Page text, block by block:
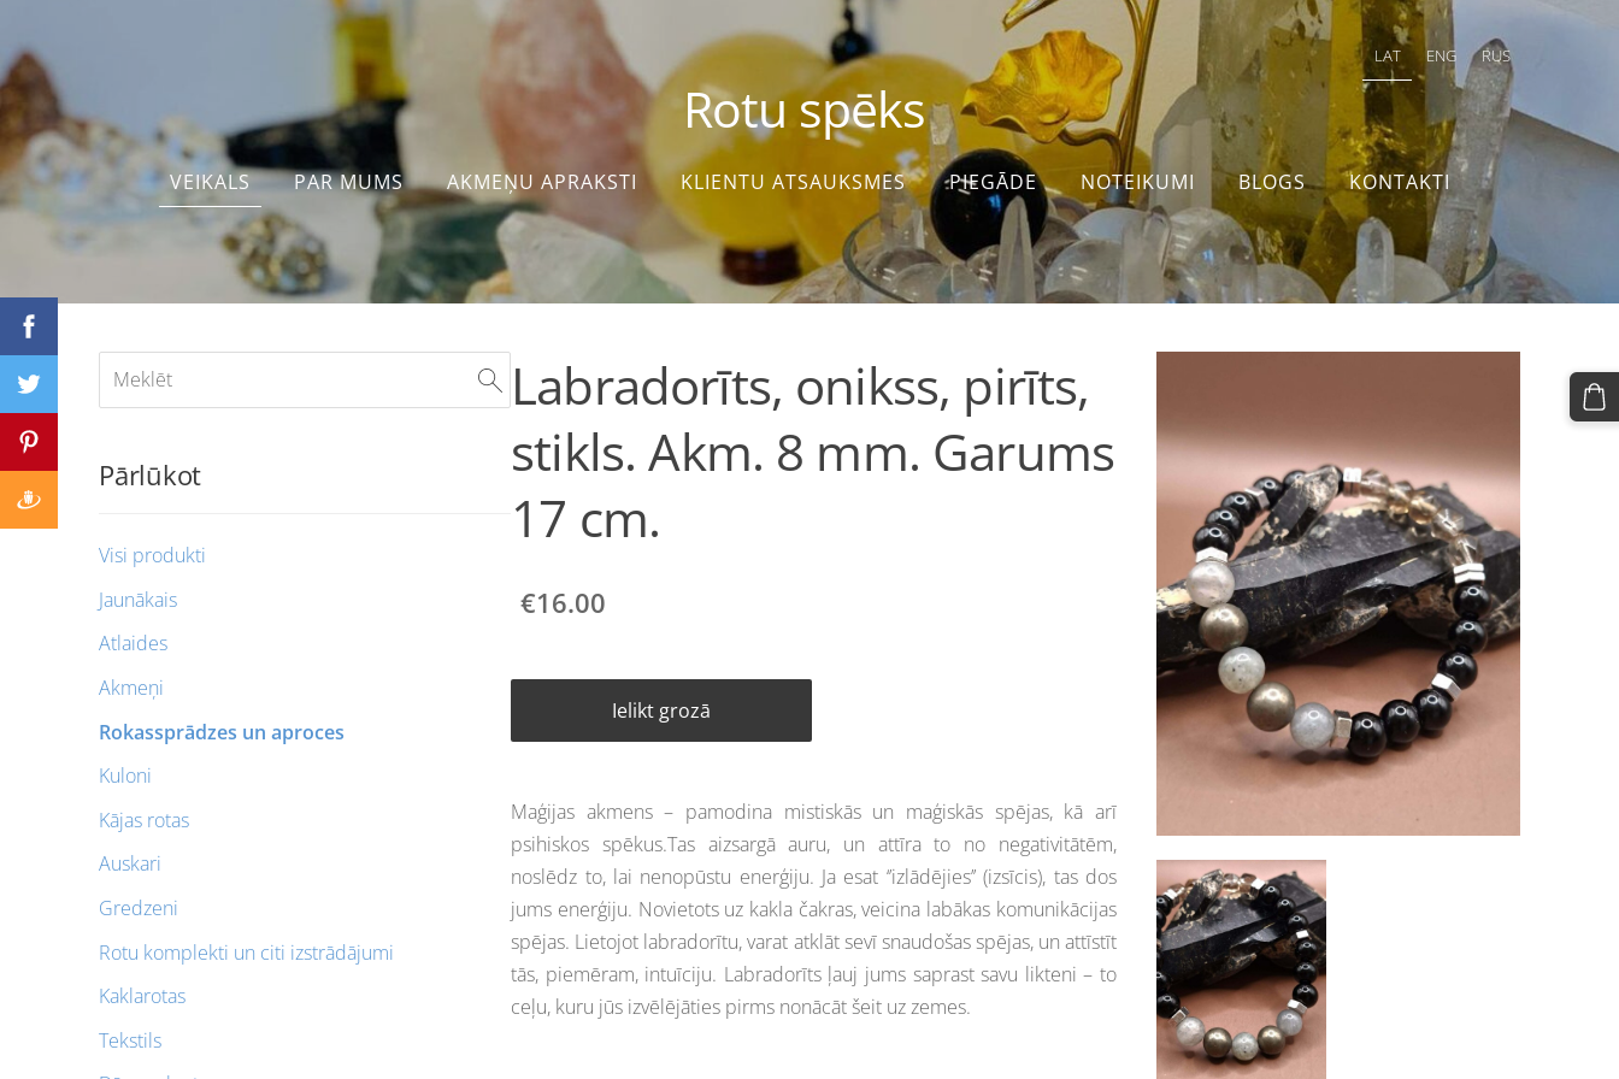
LAT ENG RUS
Rotu spēks
VEIKALS PAR MUMS AKMEŅU APRAKSTI KLIENTU ATSAUKSMES PIEGĀDE NOTEIKUMI BLOGS KONTAKTI
Pārlūkot
Visi produkti
Jaunākais
Atlaides
Akmeņi
Rokassprādzes un aproces
Kuloni
Kājas rotas
Auskari
Gredzeni
Rotu komplekti un citi izstrādājumi
Kaklarotas
Tekstils
Labradorīts, onikss, pirīts,
stikls. Akm. 8 mm. Garums
17 cm.
€16.00
Ielikt grozā
Maģijas akmens – pamodina mistiskās un maģiskās spējas, kā arī
psihiskos spēkus.Tas aizsargā auru, un attīra to no negativitātēm,
noslēdz to, lai nenopūstu enerģiju. Ja esat ‘’izlādējies’’ (izsīcis), tas dos
jums enerģiju. Novietots uz kakla čakras, veicina labākas komunikācijas
spējas. Lietojot labradorītu, varat atklāt sevī snaudošas spējas, un attīstīt
tās, piemēram, intuīciju. Labradorīts ļauj jums saprast savu likteni – to
ceļu, kuru jūs izvēlējāties pirms nonācāt šeit uz zemes.